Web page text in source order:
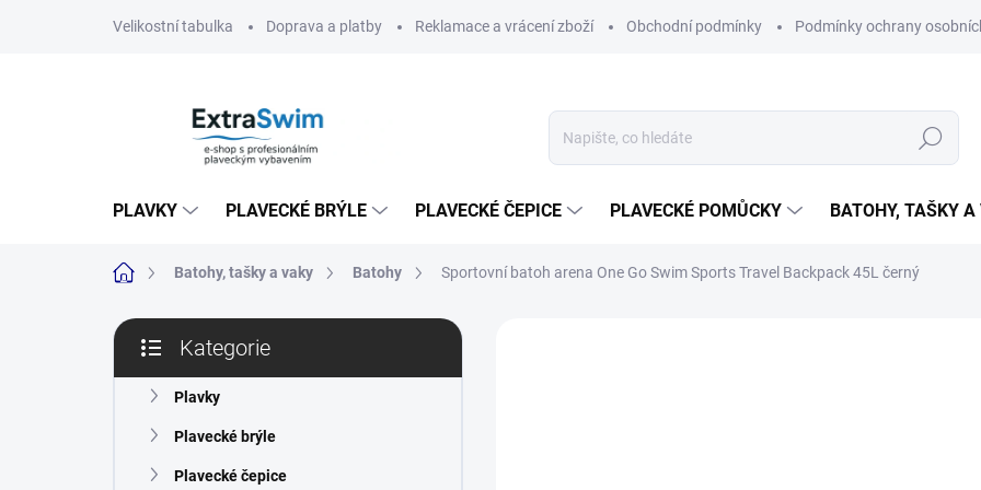
Velikostní tabulka Doprava a platby Reklamace a vrácení zboží Obchodní podmínky Podmínky ochrany
Hledat
PLAVKY PLAVECKÉ BRÝLE PLAVECKÉ ČEPICE PLAVECKÉ POMŮCKY BATOHY, TAŠKY A
Domů Batohy, tašky a vaky Batohy Sportovní batoh arena One Go Swim Sports Travel Backpack 45L černý
P
s
kategorie
Kategorie
Plavky
Plavecké brýle
Plavecké čepice